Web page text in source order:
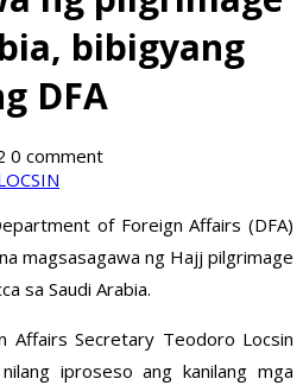
bibigyang
DFA
0 comment
of Foreign Affairs (DFA)
magsasagawa ng Hajj pilgrimage
sa Saudi Arabia.
Affairs Secretary Teodoro Locsin
iproseso ang kanilang mga